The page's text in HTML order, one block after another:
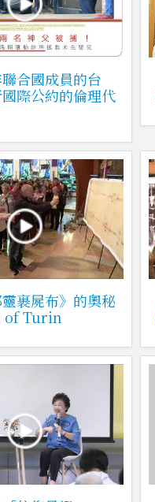
合國成員的台
際公約的倫理代
裹屍布》的奧秘
of Turin